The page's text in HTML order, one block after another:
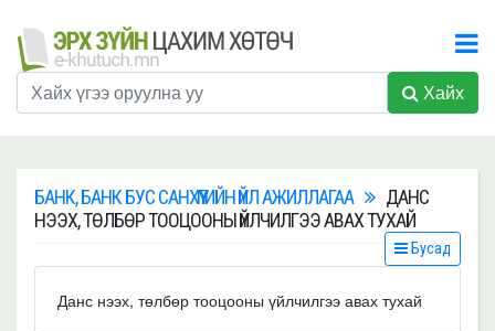
Хайх
БАНК, БАНК БУС САНХҮҮГИЙН ҮЙЛ АЖИЛЛАГАА
ДАНС
НЭЭХ, ТӨЛБӨР ТООЦООНЫ ҮЙЛЧИЛГЭЭ АВАХ ТУХАЙ
Бусад
Данс нээх, төлбөр тооцооны үйлчилгээ авах тухай